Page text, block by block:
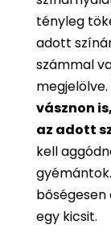
tényleg
adott
számmal
megjelölve.
vásznon
az adott
kell
bőségesen
egy kicsit.